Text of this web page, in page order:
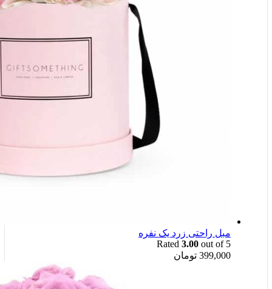
مبل راحتی زرد یک نفره
Rated 3.00 out of 5
399,000 تومان